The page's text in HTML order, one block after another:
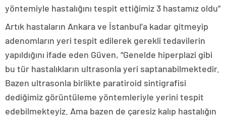
yöntemiyle hastalığını tespit ettiğimiz 3 hastamız oldu”
Artık hastaların Ankara ve İstanbul’a kadar gitmeyip
adenomların yeri tespit edilerek gerekli tedavilerin
yapıldığını ifade eden Güven, “Genelde hiperplazi gibi
bu tür hastalıkların ultrasonla yeri saptanabilmektedir.
Bazen ultrasonla birlikte paratiroid sintigrafisi
dediğimiz görüntüleme yöntemleriyle yerini tespit
edebilmekteyiz. Ama bazen de çaresiz kalıp hastalığın